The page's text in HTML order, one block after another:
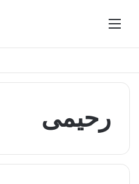
منو
رحیمی